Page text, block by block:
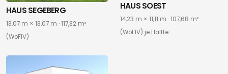
HAUS SEGEBERG
13,07 m × 13,07 m · 117,32 m²
(WoFIV)
HAUS SOEST
14,23 m × 11,11 m · 107,68 m²
(WoFIV) je Hälfte